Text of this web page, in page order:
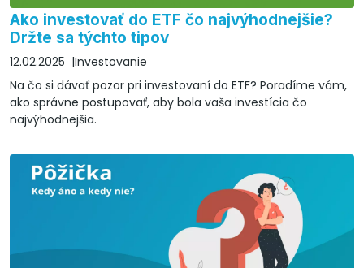
Ako investovať do ETF čo najvýhodnejšie?
Držte sa týchto tipov
12.02.2025
Investovanie
Na čo si dávať pozor pri investovaní do ETF? Poradíme vám,
ako správne postupovať, aby bola vaša investícia čo
najvýhodnejšia.